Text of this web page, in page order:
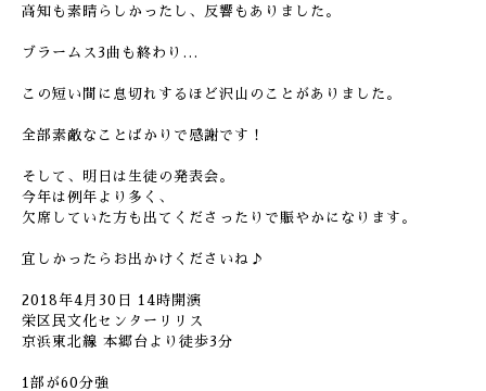
高知も素晴らしかったし、反響もありました。
ブラームス3曲も終わり…
この短い間に息切れするほど沢山のことがありました。
全部素敵なことばかりで感謝です！
そして、明日は生徒の発表会。
今年は例年より多く、
欠席していた方も出てくださったりで賑やかになります。
宜しかったらお出かけくださいね♪
2018年4月30日 14時開演
栄区民文化センターリリス
京浜東北線 本郷台より徒歩3分
1部が60分強